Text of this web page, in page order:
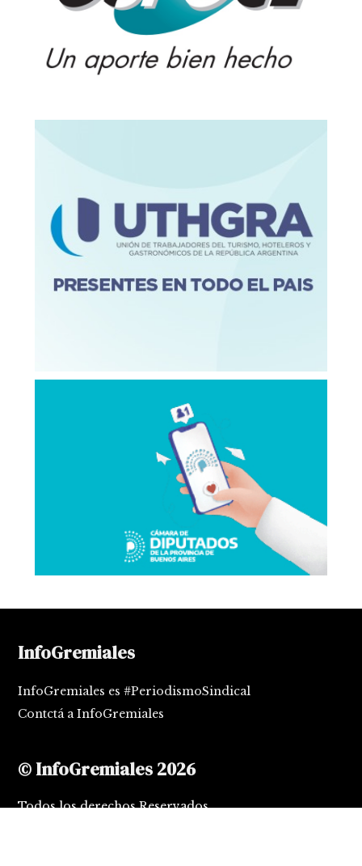
InfoGremiales
InfoGremiales es #PeriodismoSindical
Contctá a InfoGremiales
© InfoGremiales 2026
Todos los derechos Reservados